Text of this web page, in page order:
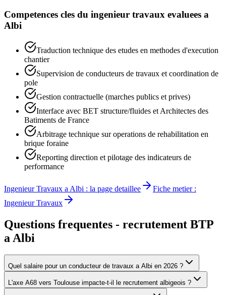
Competences cles du ingenieur travaux evaluees a
Albi
Traduction technique des etudes en methodes d'execution
chantier
Supervision de conducteurs de travaux et coordination de
pole
Gestion contractuelle (marches publics et prives)
Interface avec BET structure/fluides et Architectes des
Batiments de France
Arbitrage technique sur operations de rehabilitation en
brique foraine
Reporting direction et pilotage des indicateurs de
performance
Ingenieur Travaux a Albi : la page detaillee
Fiche metier :
Ingenieur Travaux
Questions frequentes - recrutement BTP
a Albi
Quel salaire pour un conducteur de travaux a Albi en 2026 ?
L'axe A68 vers Toulouse impacte-t-il le recrutement albigeois ?